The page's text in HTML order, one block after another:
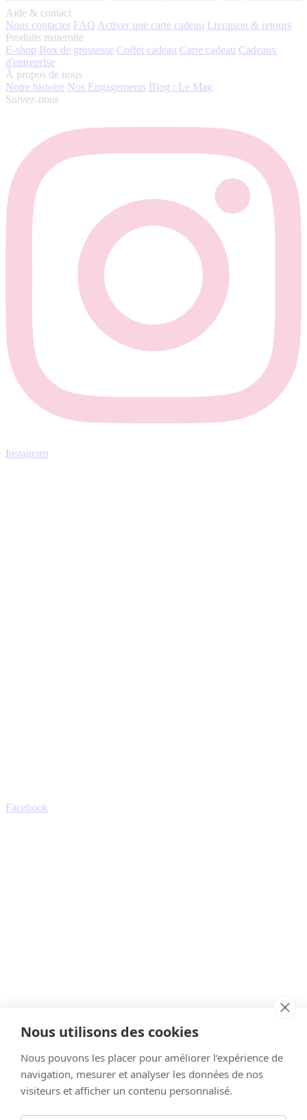
Nous utilisons des cookies
Nous pouvons les placer pour améliorer l‘expérience de
navigation, mesurer et analyser les données de nos
visiteurs et afficher un contenu personnalisé.
Aide & contact
Nous contacter FAQ Activer une carte cadeau Livraison & retours
Produits maternité
E-shop Box de grossesse Coffet cadeau Carte cadeau Cadeaux
d'entreprise
À propos de nous
Notre histoire Nos Engagements Blog : Le Mag
Suivez-nous
Instagram
Facebook